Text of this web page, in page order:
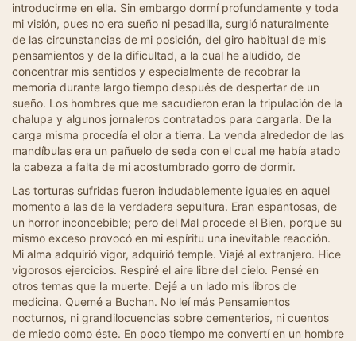
introducirme en ella. Sin embargo dormí profundamente y toda
mi visión, pues no era sueño ni pesadilla, surgió naturalmente
de las circunstancias de mi posición, del giro habitual de mis
pensamientos y de la dificultad, a la cual he aludido, de
concentrar mis sentidos y especialmente de recobrar la
memoria durante largo tiempo después de despertar de un
sueño. Los hombres que me sacudieron eran la tripulación de la
chalupa y algunos jornaleros contratados para cargarla. De la
carga misma procedía el olor a tierra. La venda alrededor de las
mandíbulas era un pañuelo de seda con el cual me había atado
la cabeza a falta de mi acostumbrado gorro de dormir.
Las torturas sufridas fueron indudablemente iguales en aquel
momento a las de la verdadera sepultura. Eran espantosas, de
un horror inconcebible; pero del Mal procede el Bien, porque su
mismo exceso provocó en mi espíritu una inevitable reacción.
Mi alma adquirió vigor, adquirió temple. Viajé al extranjero. Hice
vigorosos ejercicios. Respiré el aire libre del cielo. Pensé en
otros temas que la muerte. Dejé a un lado mis libros de
medicina. Quemé a Buchan. No leí más Pensamientos
nocturnos, ni grandilocuencias sobre cementerios, ni cuentos
de miedo como éste. En poco tiempo me convertí en un hombre